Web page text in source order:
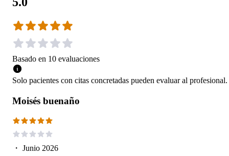
Basado en 10 evaluaciones
Solo pacientes con citas concretadas pueden evaluar al profesional.
Moisés buenaño
・ Junio 2026